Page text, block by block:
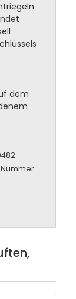
dem